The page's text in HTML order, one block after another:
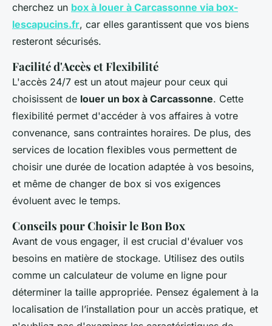
cherchez un box à louer à Carcassonne via box-
lescapucins.fr, car elles garantissent que vos biens
resteront sécurisés.
Facilité d'Accès et Flexibilité
L'accès 24/7 est un atout majeur pour ceux qui
choisissent de louer un box à Carcassonne. Cette
flexibilité permet d'accéder à vos affaires à votre
convenance, sans contraintes horaires. De plus, des
services de location flexibles vous permettent de
choisir une durée de location adaptée à vos besoins,
et même de changer de box si vos exigences
évoluent avec le temps.
Conseils pour Choisir le Bon Box
Avant de vous engager, il est crucial d'évaluer vos
besoins en matière de stockage. Utilisez des outils
comme un calculateur de volume en ligne pour
déterminer la taille appropriée. Pensez également à la
localisation de l’installation pour un accès pratique, et